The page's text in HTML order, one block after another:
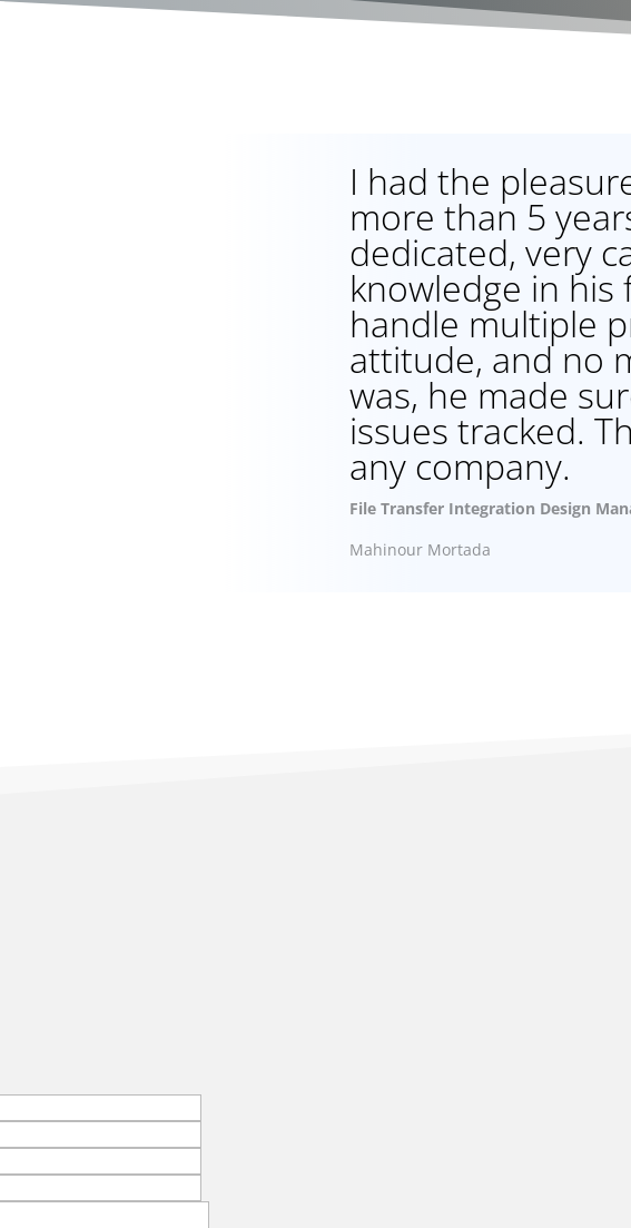
I had the
more than 5
dedicated, very
knowledge in his
handle multiple
attitude, and no
was, he made
issues tracked.
any company.
File Transfer Integration Design
Mahinour Mortada